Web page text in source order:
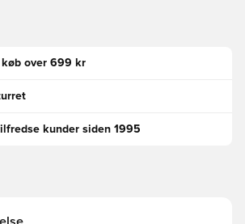
køb over 699 kr
kunder siden 1995